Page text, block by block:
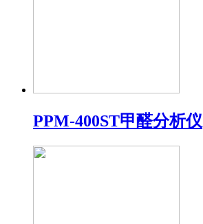
PPM-400ST甲醛分析仪